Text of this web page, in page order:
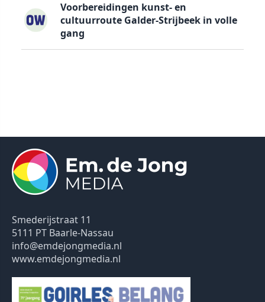
Voorbereidingen kunst- en
cultuurroute Galder-Strijbeek in volle
gang
Smederijstraat 11
5111 PT Baarle-Nassau
info@emdejongmedia.nl
www.emdejongmedia.nl